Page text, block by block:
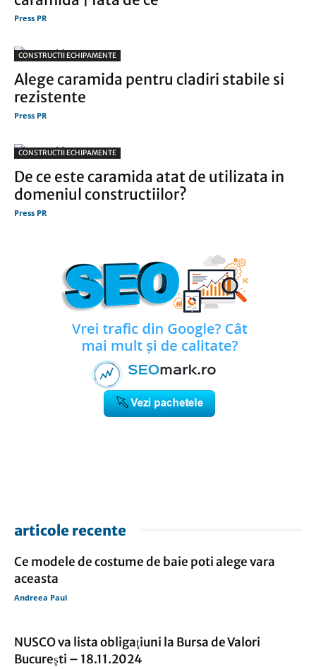
Press PR
CONSTRUCTII ECHIPAMENTE
Alege caramida pentru cladiri stabile si
rezistente
Press PR
CONSTRUCTII ECHIPAMENTE
De ce este caramida atat de utilizata in
domeniul constructiilor?
Press PR
articole recente
Ce modele de costume de baie poti alege vara
aceasta
Andreea Paul
NUSCO va lista obligaţiuni la Bursa de Valori
Bucureşti – 18.11.2024